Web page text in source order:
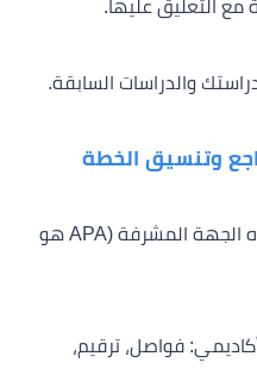
التعليق عليها.
والدراسات السابقة.
استخدم نمط التوثيق الذي تُقرّه الجهة المشرفة (APA هو
فواصل، ترقيم،